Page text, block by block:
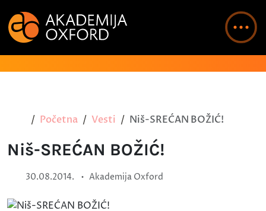
Početna Vesti Niš-SREĆAN BOŽIĆ!
Niš-SREĆAN BOŽIĆ!
30.08.2014. • Akademija Oxford